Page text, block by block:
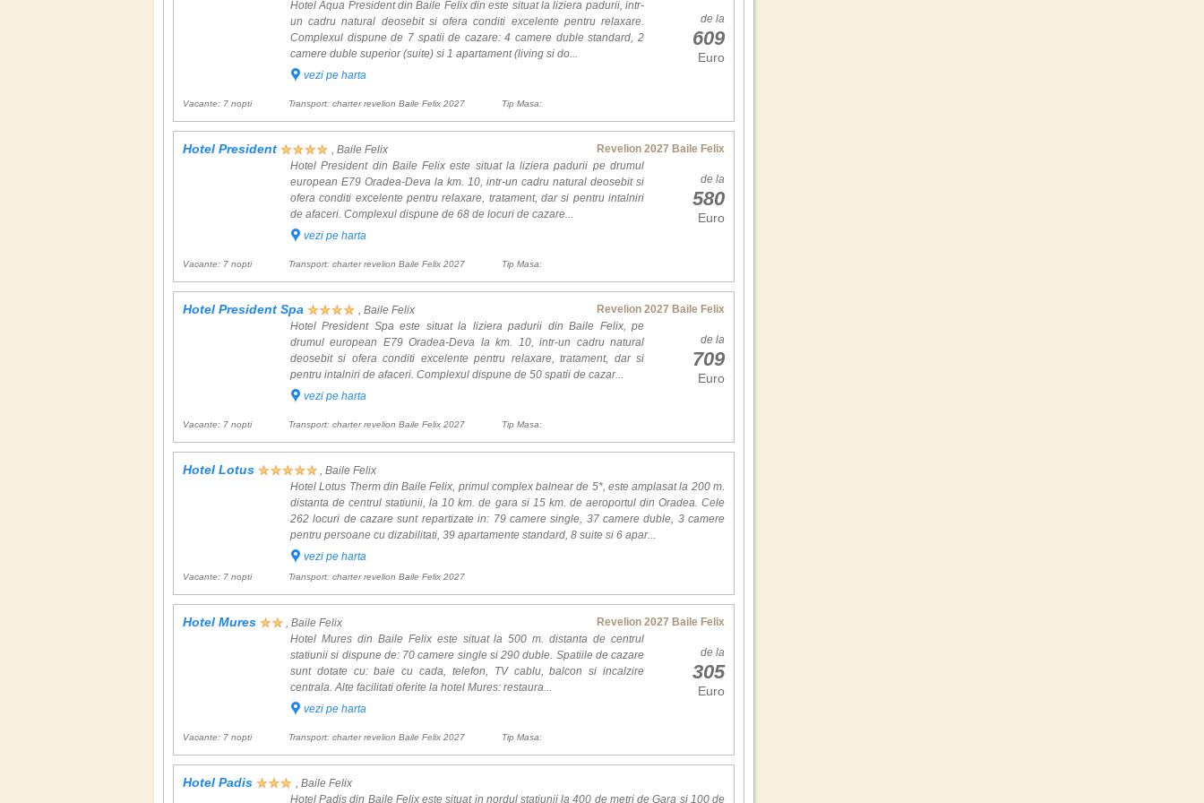
de la
609
Euro
Hotel Aqua President din Baile Felix din este situat la liziera padurii, intr-
un cadru natural deosebit si ofera conditi excelente pentru relaxare.
Complexul dispune de 7 spatii de cazare: 4 camere duble standard, 2
camere duble superior (suite) si 1 apartament (living si do...
vezi pe harta
Vacante: 7 nopti Transport: charter revelion Baile Felix 2027 Tip Masa:
Hotel President , Baile Felix Revelion 2027 Baile Felix
de la
580
Euro
Hotel President din Baile Felix este situat la liziera padurii pe drumul
european E79 Oradea-Deva la km. 10, intr-un cadru natural deosebit si
ofera conditi excelente pentru relaxare, tratament, dar si pentru intalniri
de afaceri. Complexul dispune de 68 de locuri de cazare...
vezi pe harta
Vacante: 7 nopti Transport: charter revelion Baile Felix 2027 Tip Masa:
Hotel President Spa , Baile Felix Revelion 2027 Baile Felix
de la
709
Euro
Hotel President Spa este situat la liziera padurii din Baile Felix, pe
drumul european E79 Oradea-Deva la km. 10, intr-un cadru natural
deosebit si ofera conditi excelente pentru relaxare, tratament, dar si
pentru intalniri de afaceri. Complexul dispune de 50 spatii de cazar...
vezi pe harta
Vacante: 7 nopti Transport: charter revelion Baile Felix 2027 Tip Masa:
Hotel Lotus
, Baile Felix
Hotel Lotus Therm din Baile Felix, primul complex balnear de 5*, este amplasat la 200 m.
distanta de centrul statiunii, la 10 km. de gara si 15 km. de aeroportul din Oradea. Cele
262 locuri de cazare sunt repartizate in: 79 camere single, 37 camere duble, 3 camere
pentru persoane cu dizabilitati, 39 apartamente standard, 8 suite si 6 apar...
vezi pe harta
Vacante: 7 nopti Transport: charter revelion Baile Felix 2027
Hotel Mures , Baile Felix Revelion 2027 Baile Felix
de la
305
Euro
Hotel Mures din Baile Felix este situat la 500 m. distanta de centrul
statiunii si dispune de: 70 camere single si 290 duble. Spatiile de cazare
sunt dotate cu: baie cu cada, telefon, TV cablu, balcon si incalzire
centrala. Alte facilitati oferite la hotel Mures: restaura...
vezi pe harta
Vacante: 7 nopti Transport: charter revelion Baile Felix 2027 Tip Masa:
Hotel Padis
, Baile Felix
Hotel Padis din Baile Felix este situat in nordul statiunii la 400 de metri de Gara si 100 de